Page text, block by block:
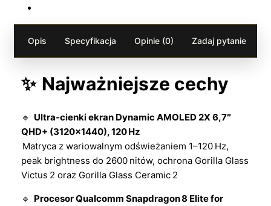
Opis Specyfikacja Opinie (0) Zadaj pytanie
✨ Najważniejsze cechy
🔹 Ultra‑cienki ekran Dynamic AMOLED 2X 6,7″
QHD+ (3120×1440), 120 Hz
Matryca z wariowalnym odświeżaniem 1–120 Hz,
peak brightness do 2600 nitów, ochrona Gorilla Glass
Victus 2 oraz Gorilla Glass Ceramic 2
🔹 Procesor Qualcomm Snapdragon 8 Elite for